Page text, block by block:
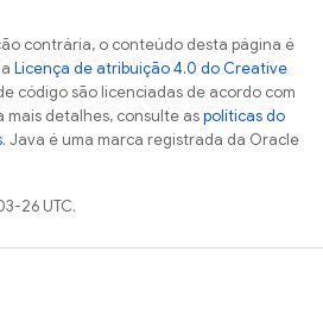
contrária, o conteúdo desta página é
Licença de atribuição 4.0 do Creative
código são licenciadas de acordo com
mais detalhes, consulte aspolíticas do
. Java é uma marca registrada da Oracle
26 UTC.